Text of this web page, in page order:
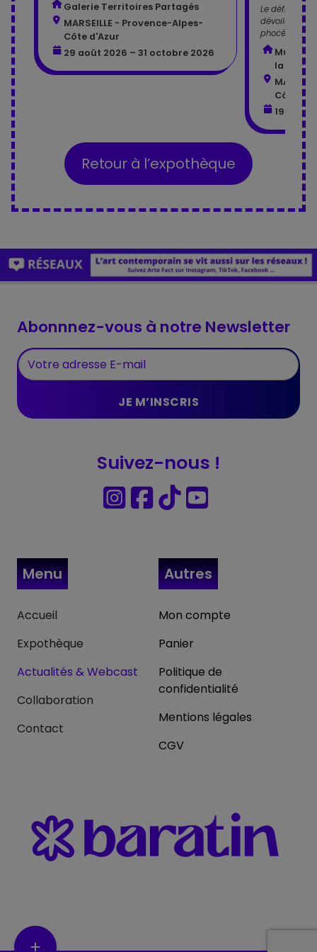
Galerie Territoires Partagés
MARSEILLE - Provence-Alpes-
Côte d'Azur
29 août 2026 – 31 octobre 2026
Le défi
dévoile la
phocéenne.
la Ville
Côte
19 mai
Retour à l’expothèque
Abonnnez-vous à notre Newsletter
Suivez-nous !
Menu
Accueil
Expothèque
Actualités & Webcast
Collaboration
Contact
Autres
Mon compte
Panier
Politique de
confidentialité
Mentions légales
CGV